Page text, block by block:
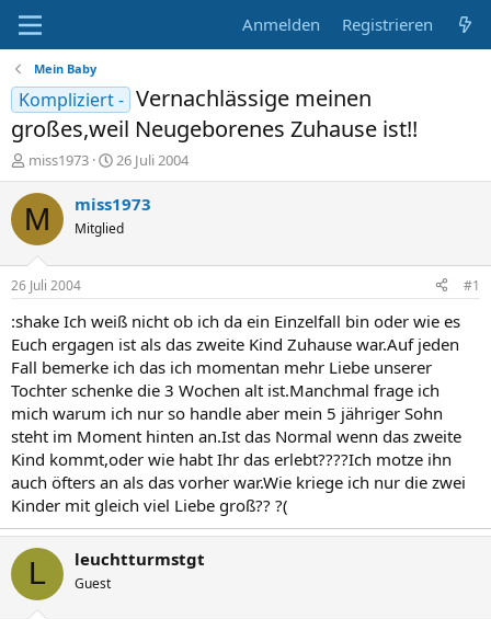
Anmelden Registrieren
Mein Baby
Kompliziert - Vernachlässige meinen
großes,weil Neugeborenes Zuhause ist!!
E
r
s
t
e
r
miss1973
E
r
s
e
t
a
m
26 Juli 2004
M miss1973
Mitglied
26 Juli 2004 #1
:shake Ich weiß nicht ob ich da ein Einzelfall bin oder wie es
Euch ergagen ist als das zweite Kind Zuhause war.Auf jeden
Fall bemerke ich das ich momentan mehr Liebe unserer
Tochter schenke die 3 Wochen alt ist.Manchmal frage ich
mich warum ich nur so handle aber mein 5 jähriger Sohn
steht im Moment hinten an.Ist das Normal wenn das zweite
Kind kommt,oder wie habt Ihr das erlebt????Ich motze ihn
auch öfters an als das vorher war.Wie kriege ich nur die zwei
Kinder mit gleich viel Liebe groß?? ?(
L leuchtturmstgt
Guest